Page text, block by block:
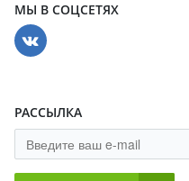
МЫ В СОЦСЕТЯХ
РАССЫЛКА